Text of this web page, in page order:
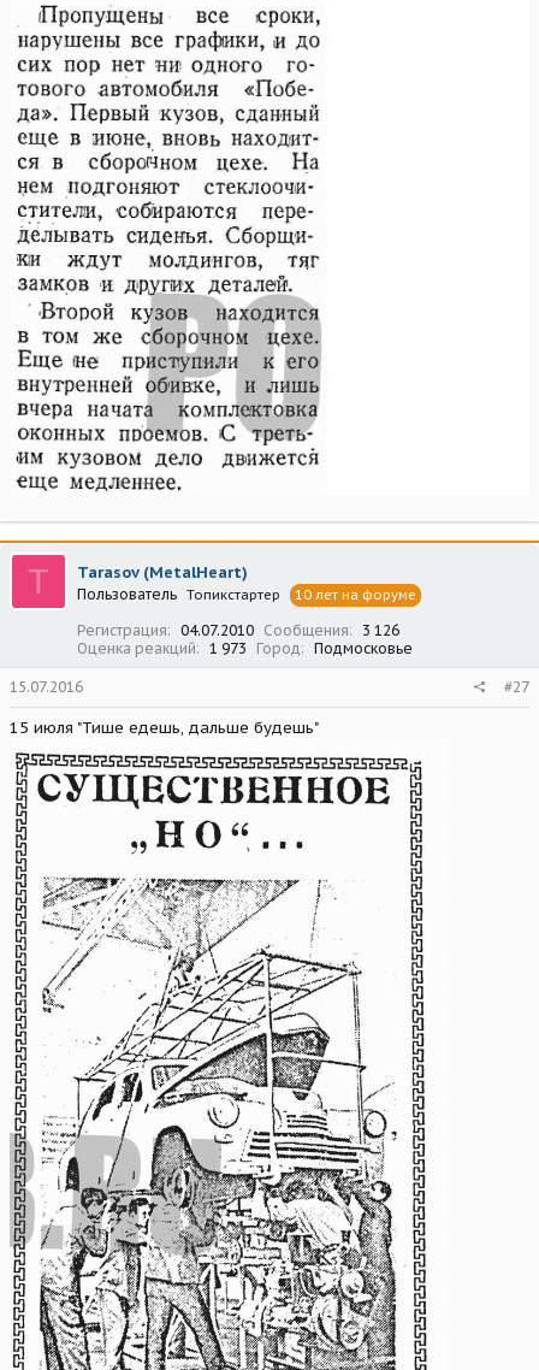
T Tarasov (MetalHeart)
Пользователь Топикстартер 10 лет на форуме
Регистрация 04.07.2010 Сообщения
3 126
Оценка реакций
1 973 Город Подмосковье
15.07.2016 #27
15 июля "Тише едешь, дальше будешь"